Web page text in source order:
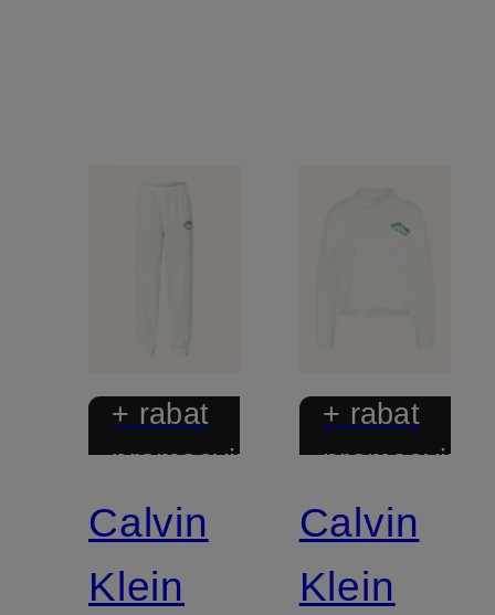
+ rabat
promocyjny
Calvin
Klein
+ rabat
promocyjny
Calvin
Klein